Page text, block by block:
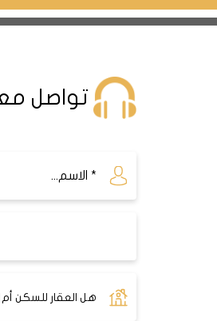
فندق رامادا انكور سنجاك
مسطحة وميني بار وحمام
فندق ايبيس ستايلز
المجانية وتلفزيون
المستشفيات
شاملة ومتنوعة في مختلف
والمفاصل والقلب
تواصل